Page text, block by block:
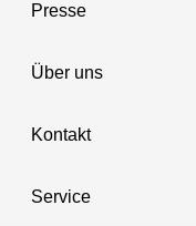
Presse
Über uns
Kontakt
Service